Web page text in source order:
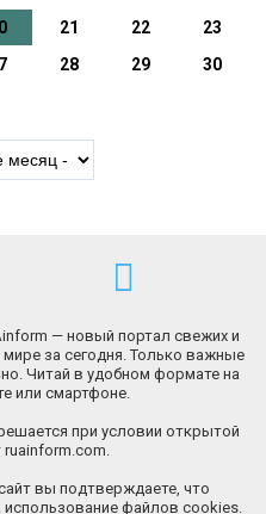
21 22
23
28 29
30
— новый портал свежих и
за сегодня. Только важные
Читай в удобном формате на
или смартфоне.
при условии открытой
ruainform.com.
вы подтверждаете, что
использование файлов cookies.